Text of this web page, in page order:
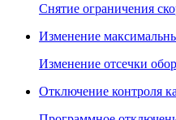
Снятие ограничения
Изменение
Изменение отсечки
Отключение контроля